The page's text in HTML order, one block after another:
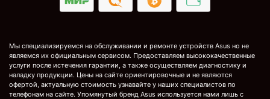
Мы специализируемся на обслуживании и ремонте устройств Asus но не
являемся их официальным сервисом. Предоставляем высококачественные
услуги после истечения гарантии, а также осуществляем диагностику и
наладку продукции. Цены на сайте ориентировочные и не являются
офертой, актуальную стоимость узнавайте у наших специалистов по
телефонам на сайте. Упомянутый бренд Asus используется нами лишь с